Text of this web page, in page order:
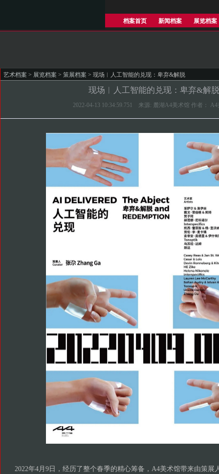
档案首页 新闻档案 展览档案
艺术档案 > 展览档案 > 策展档案 > 现场︱人工智能的兑现：卑弃&解脱
现场︱人工智能的兑现：卑弃&解脱
2022-04-13 10:34:59.751 来源: 麓湖A4美术馆 作者：
2022年4月9日，经历了整个春季的精心筹备，A4美术馆带来由策展